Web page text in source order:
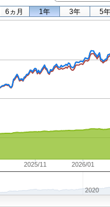
2025/11 2026/01
2020
6ヵ月 1年 3年 5年